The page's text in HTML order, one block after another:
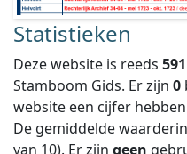
Statistieken
Deze website is reeds 591
Stamboom Gids. Er zijn 0
website een cijfer
De gemiddelde
van 10). Er zijn geen